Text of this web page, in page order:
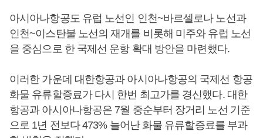
아시아나항공도 유럽 노선인 인천~바르셀로나 노선과
인천~이스탄불 노선의 재개를 비롯해 미주와 유럽 노선
을 중심으로 한 국제선 운항 확대 방안을 마련했다.
이러한 가운데 대한항공과 아시아나항공의 국제선 항공
화물 유류할증료가 다시 한번 최고가를 경신했다. 대한
항공과 아시아나항공은 7월 중순부터 장거리 노선 기준
으로 1년 전보다 473% 늘어난 화물 유류할증료를 부과